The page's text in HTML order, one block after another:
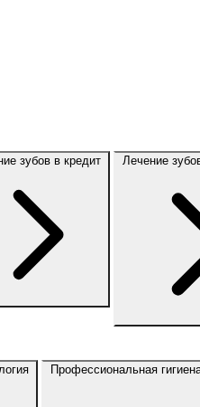
зубов в кредит Лечение
Профессиональная